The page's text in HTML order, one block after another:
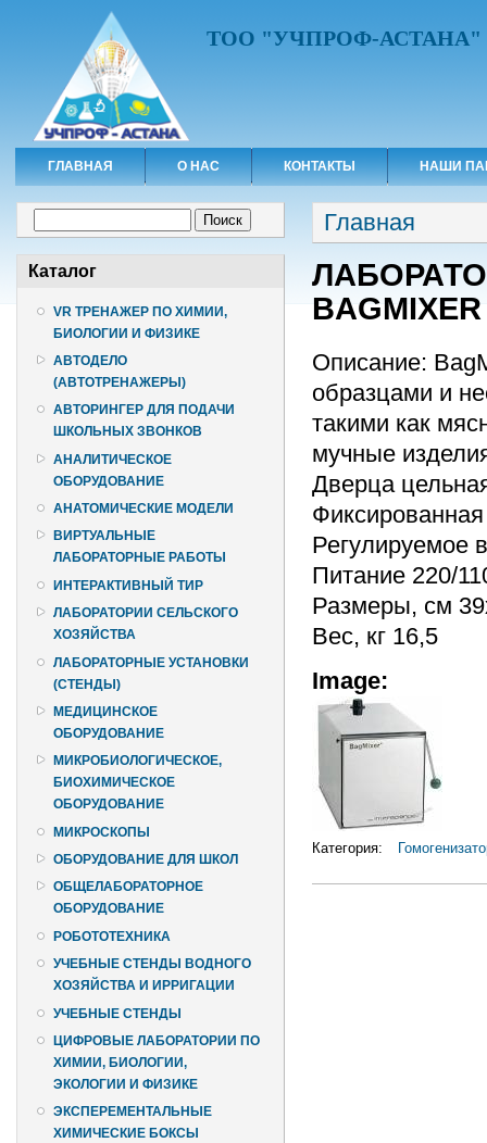
ТОО "УЧПРОФ-АСТАНА"
ГЛАВНАЯ О НАС КОНТАКТЫ НАШИ
Каталог
VR ТРЕНАЖЕР ПО ХИМИИ,
БИОЛОГИИ И ФИЗИКЕ
АВТОДЕЛО
(АВТОТРЕНАЖЕРЫ)
АВТОРИНГЕР ДЛЯ ПОДАЧИ
ШКОЛЬНЫХ ЗВОНКОВ
АНАЛИТИЧЕСКОЕ
ОБОРУДОВАНИЕ
АНАТОМИЧЕСКИЕ МОДЕЛИ
ВИРТУАЛЬНЫЕ
ЛАБОРАТОРНЫЕ РАБОТЫ
ИНТЕРАКТИВНЫЙ ТИР
ЛАБОРАТОРИИ СЕЛЬСКОГО
ХОЗЯЙСТВА
ЛАБОРАТОРНЫЕ УСТАНОВКИ
(СТЕНДЫ)
МЕДИЦИНСКОЕ
ОБОРУДОВАНИЕ
МИКРОБИОЛОГИЧЕСКОЕ,
БИОХИМИЧЕСКОЕ
ОБОРУДОВАНИЕ
МИКРОСКОПЫ
ОБОРУДОВАНИЕ ДЛЯ ШКОЛ
ОБЩЕЛАБОРАТОРНОЕ
ОБОРУДОВАНИЕ
РОБОТОТЕХНИКА
УЧЕБНЫЕ СТЕНДЫ ВОДНОГО
ХОЗЯЙСТВА И ИРРИГАЦИИ
УЧЕБНЫЕ СТЕНДЫ
ЦИФРОВЫЕ ЛАБОРАТОРИИ ПО
ХИМИИ, БИОЛОГИИ,
ЭКОЛОГИИ И ФИЗИКЕ
ЭКСПЕРЕМЕНТАЛЬНЫЕ
ХИМИЧЕСКИЕ БОКСЫ
Вы здесь
Главная
Описание:
образцами и
такими как
мучные
Дверца
Фиксированная
Регулируемое
Питание 220/
Размеры, см
Вес, кг 16,5
Image:
Категория: